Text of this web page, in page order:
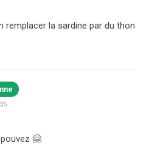
remplacer la sardine par du thon
🤗